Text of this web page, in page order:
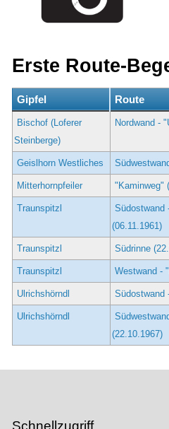
Erste Route-
Gipfel Route
Bischof (Loferer
Steinberge)
Nordwand -
Geislhorn Westliches
Mitterhornpfeiler "Kaminweg"
Traunspitzl
Südostwand
(06.11.1961)
Traunspitzl Südrinne
Traunspitzl Westwand -
Ulrichshörndl Südostwand
Ulrichshörndl
(22.10.1967)
Schnellzugriff